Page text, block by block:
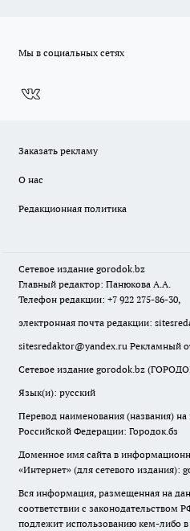
Мы в социальных сетях
Заказать рекламу
О нас
Редакционная политика
Сетевое издание gorodok.bz
Главный редактор: Панюкова А.А.
Телефон редакции: +7 922 275-86-30,
электронная почта редакции:
sitesredaktor@yandex.ru Рекламный
Сетевое издание gorodok.bz
Язык(и): русский
Перевод наименования (названия)
Российской Федерации: Городок.бз
Доменное имя сайта в
«Интернет» (для сетевого издания):
Вся информация, размещенная на
соответствии с законодательством
подлежит использованию кем-либо